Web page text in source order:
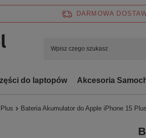
DARMOWA
do laptopów Akcesoria
Bateria Akumulator do Apple iPhone 15